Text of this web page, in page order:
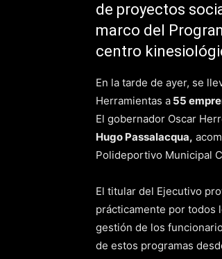
de proyectos
marco del
centro
En la tarde de ayer, se
Herramientas a 55
El gobernador Oscar
Hugo Passalacqua,
Polideportivo Municipal
El titular del Ejecutivo
prácticamente por todos
gestión de los
de estos programas